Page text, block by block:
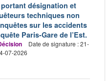
désignation et
techniques non
sur les accidents
Paris-Gare de l’Est.
Date de signature : 21-
07-2026